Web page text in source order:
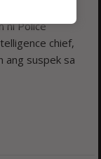
Valenzuela,
ni Police
chief,
ang suspek sa